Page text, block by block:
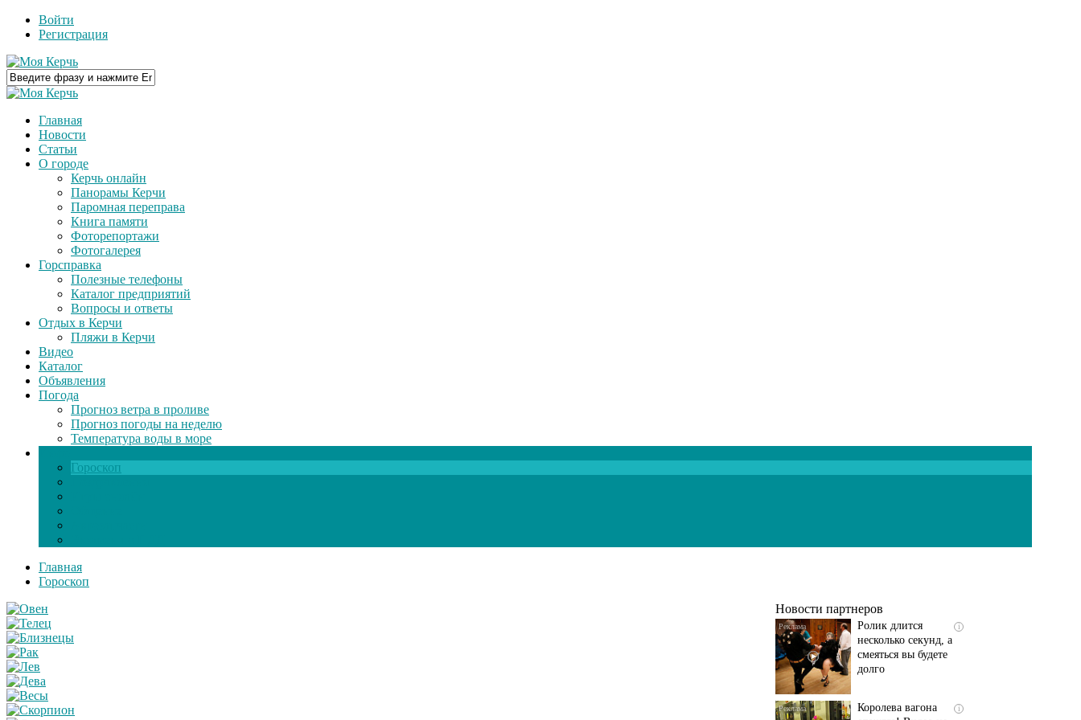
Войти
Регистрация
Главная
Новости
Статьи
О городе
Керчь онлайн
Панорамы Керчи
Паромная переправа
Книга памяти
Фоторепортажи
Фотогалерея
Горсправка
Полезные телефоны
Каталог предприятий
Вопросы и ответы
Отдых в Керчи
Пляжи в Керчи
Видео
Каталог
Объявления
Погода
Прогноз ветра в проливе
Прогноз погоды на неделю
Температура воды в море
Гороскоп
Главная
Гороскоп
Новости партнеров
i
Ролик длится
несколько секунд, а
смеяться вы будете
долго
i
Королева вагона